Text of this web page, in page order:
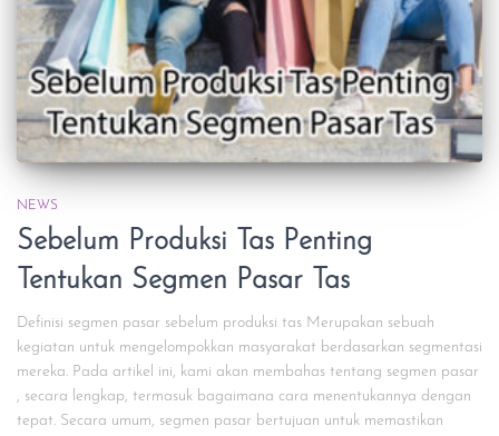
NEWS
Sebelum Produksi Tas Penting
Tentukan Segmen Pasar Tas
Definisi segmen pasar sebelum produksi tas Merupakan sebuah
kegiatan untuk mengelompokkan masyarakat berdasarkan segmentasi
mereka. Pada artikel ini, kami akan membahas tentang segmen pasar
, secara lengkap, termasuk bagaimana cara menentukannya dengan
tepat. Secara umum, segmen pasar bertujuan untuk memastikan